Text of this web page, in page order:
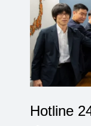
Hotline